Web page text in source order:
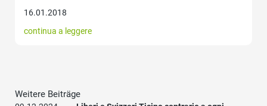
16.01.2018
continua a leggere
Weitere Beiträge